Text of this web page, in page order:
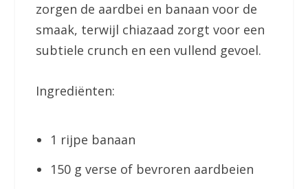
zorgen de aardbei en banaan voor de
smaak, terwijl chiazaad zorgt voor een
subtiele crunch en een vullend gevoel.
Ingrediënten:
1 rijpe banaan
150 g verse of bevroren aardbeien